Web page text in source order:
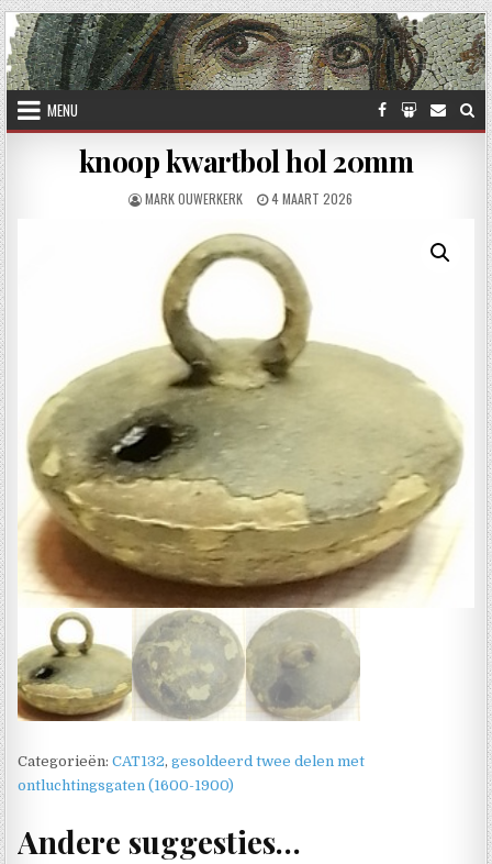
Skip to content
MENU
knoop kwartbol hol 20mm
AUTHOR:
MARK OUWERKERK PUBLISHED DATE:
4 MAART 2026
Categorieën:CAT132,gesoldeerd twee delen met
ontluchtingsgaten (1600-1900)
Andere suggesties…